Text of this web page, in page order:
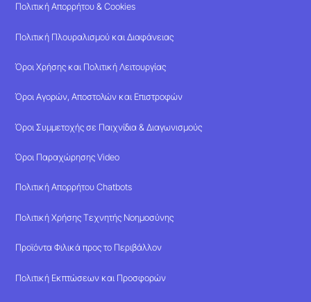
Πολιτική Απορρήτου & Cookies
Πολιτική Πλουραλισμού και Διαφάνειας
Όροι Χρήσης και Πολιτική Λειτουργίας
Όροι Αγορών, Αποστολών και Επιστροφών
Όροι Συμμετοχής σε Παιχνίδια & Διαγωνισμούς
Όροι Παραχώρησης Video
Πολιτική Απορρήτου Chatbots
Πολιτική Χρήσης Τεχνητής Νοημοσύνης
Προϊόντα Φιλικά προς το Περιβάλλον
Πολιτική Εκπτώσεων και Προσφορών